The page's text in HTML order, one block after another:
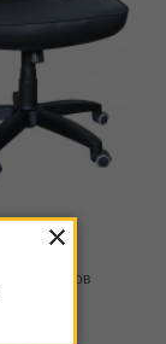
319 цветов